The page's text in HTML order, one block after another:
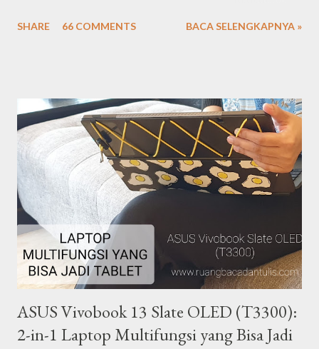
kesetaraan hak. Kini para perempuan berhasil mengukir berbagai
berbagai kegiatan seperti pertunjukan seni, konferensi, kegiatan
amal, kampanye, hingga pawai. Perempuan terlepas dari seorang
ibu rumah tangga, pebisnis, atau pekerja, menurut saya mereka
adalah manusia-manusia yang memiliki peran penting dalam
segala lini kehidupan. Saya percaya ada banyak perempuan yang
menginspirasi di sekitar kita. Dengan latar belakang tersebut,
dalam rangka syukuran 4 tahun blog Ze...
SHARE 66 COMMENTS BACA SELENGKAPNYA »
ASUS Vivobook 13 Slate OLED (T3300):
2-in-1 Laptop Multifungsi yang Bisa Jadi